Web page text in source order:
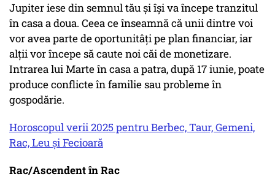
Jupiter iese din semnul tău și își va începe tranzitul
în casa a doua. Ceea ce înseamnă că unii dintre voi
vor avea parte de oportunitâți pe plan financiar, iar
alții vor începe să caute noi căi de monetizare.
Intrarea lui Marte în casa a patra, după 17 iunie, poate
produce conflicte în familie sau probleme în
gospodărie.
Horoscopul verii 2025 pentru Berbec, Taur, Gemeni,
Rac, Leu și Fecioară
Rac/Ascendent în Rac